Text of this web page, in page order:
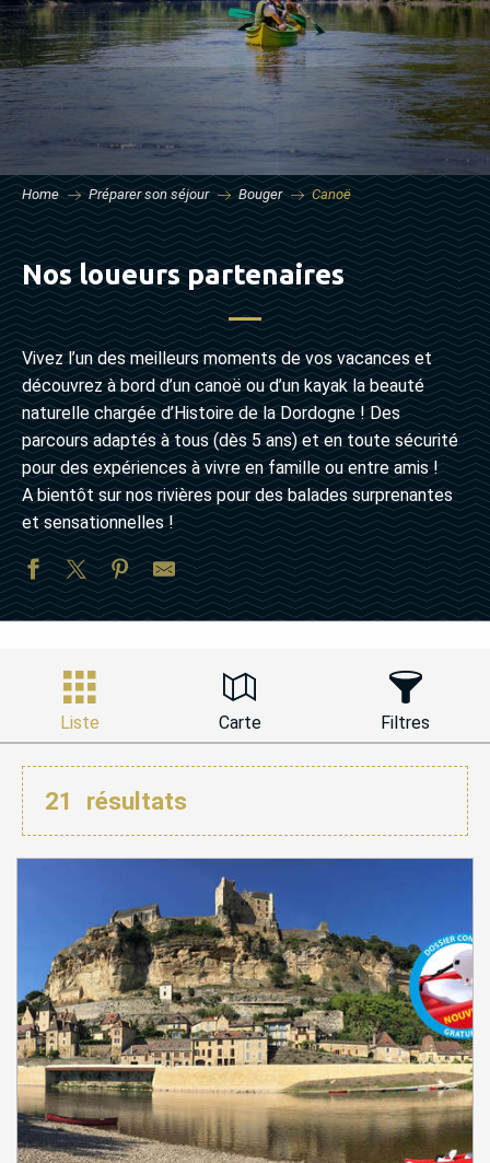
Home Préparer son séjour Bouger Canoë
Nos loueurs partenaires
Vivez l’un des meilleurs moments de vos vacances et
découvrez à bord d’un canoë ou d’un kayak la beauté
naturelle chargée d’Histoire de la Dordogne ! Des
parcours adaptés à tous (dès 5 ans) et en toute sécurité
pour des expériences à vivre en famille ou entre amis !
A bientôt sur nos rivières pour des balades surprenantes
et sensationnelles !
Liste Carte Filtres
21 résultats